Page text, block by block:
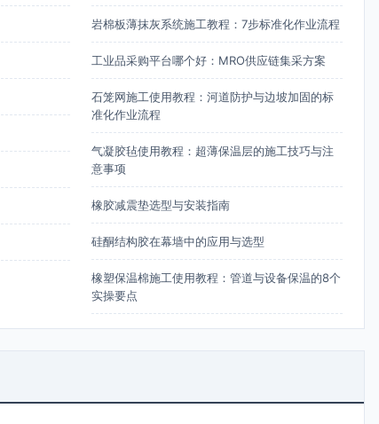
岩棉板薄抹灰系统施工教程：7步标准化作业流程
工业品采购平台哪个好：MRO供应链集采方案
石笼网施工使用教程：河道防护与边坡加固的标
准化作业流程
气凝胶毡使用教程：超薄保温层的施工技巧与注
意事项
橡胶减震垫选型与安装指南
硅酮结构胶在幕墙中的应用与选型
橡塑保温棉施工使用教程：管道与设备保温的8个
实操要点